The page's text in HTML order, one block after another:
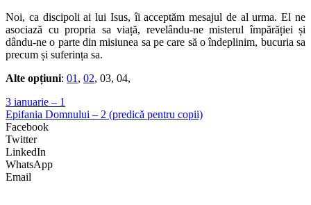
Noi, ca discipoli ai lui Isus, îi acceptăm mesajul de al urma. El ne
asociază cu propria sa viață, revelându-ne misterul împărăției și
dându-ne o parte din misiunea sa pe care să o îndeplinim, bucuria sa
precum și suferința sa.
Alte opțiuni: 01 , 02, 03, 04,
3 ianuarie – 1
Epifania Domnului – 2 (predică pentru copii)
Facebook
Twitter
LinkedIn
WhatsApp
Email